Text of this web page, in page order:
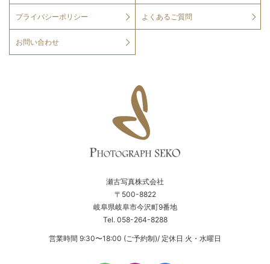
プライバシーポリシー よくあるご質問
お問い合わせ
瀬古写真株式会社
〒500-8822
岐阜県岐阜市今沢町9番地
Tel. 058-264-8288
営業時間 9:30〜18:00 (ご予約制)/ 定休日 火・水曜日